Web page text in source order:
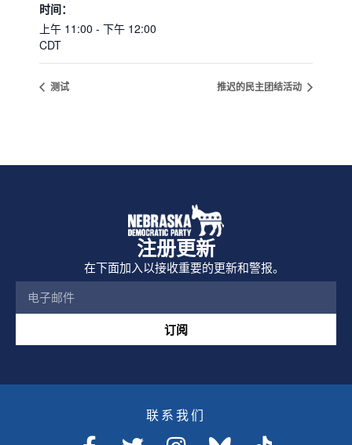
时间：
上午 11:00 - 下午 12:00
CDT
测试 推迟的民主团结活动
注册更新
在下面加入以接收重要的更新和警报。
订阅
联系我们